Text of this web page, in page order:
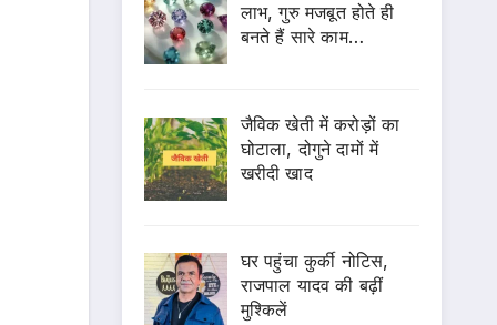
लाभ, गुरु मजबूत होते ही
बनते हैं सारे काम…
जैविक खेती में करोड़ों का
घोटाला, दोगुने दामों में
खरीदी खाद
घर पहुंचा कुर्की नोटिस,
राजपाल यादव की बढ़ीं
मुश्किलें